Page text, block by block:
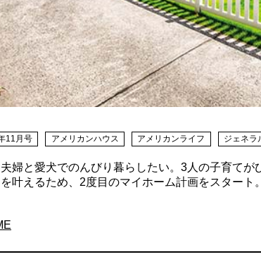
11月号 アメリカンハウス アメリカンライフ ジェネラ
婦と愛犬でのんびり暮らしたい。3人の子育て
叶えるため、2度目のマイホーム計画をスター